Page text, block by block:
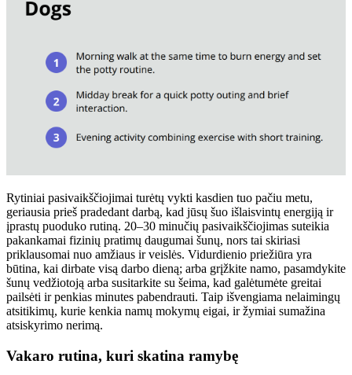
Rytiniai pasivaikščiojimai turėtų vykti kasdien tuo pačiu metu,
geriausia prieš pradedant darbą, kad jūsų šuo išlaisvintų energiją ir
įprastų puoduko rutiną. 20–30 minučių pasivaikščiojimas suteikia
pakankamai fizinių pratimų daugumai šunų, nors tai skiriasi
priklausomai nuo amžiaus ir veislės. Vidurdienio priežiūra yra
būtina, kai dirbate visą darbo dieną; arba grįžkite namo, pasamdykite
šunų vedžiotoją arba susitarkite su šeima, kad galėtumėte greitai
pailsėti ir penkias minutes pabendrauti. Taip išvengiama nelaimingų
atsitikimų, kurie kenkia namų mokymų eigai, ir žymiai sumažina
atsiskyrimo nerimą.
Vakaro rutina, kuri skatina ramybę